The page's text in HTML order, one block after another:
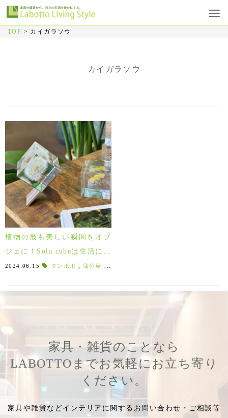
TOP > カイガラソウ
カイガラソウ
植物の最も美しい瞬間をオブ
ジェに！Sola cubeは生活に彩
りを添える立体図鑑♪
2024.06.15 タンポポ 蒲公英
家具・雑貨のことなら
LABOTTOまでお気軽にお立ち寄り
ください。
家具や雑貨などインテリアに関するお問い合わせ・ご相談等